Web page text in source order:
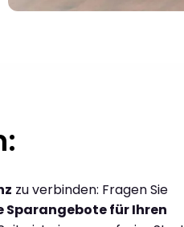
zu verbinden: Fragen Sie
für Ihren